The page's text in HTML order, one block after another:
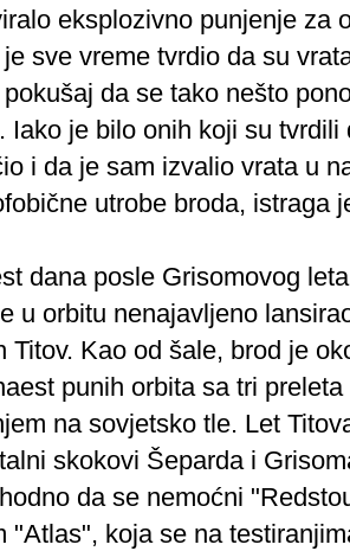
eksplozivno punjenje za
sve vreme tvrdio da su
da se tako nešto
Iako je bilo onih koji su
i da je sam izvalio vrata u
utrobe broda, istraga
dana posle Grisomovog
u orbitu nenajavljeno
Titov. Kao od šale, brod je
punih orbita sa tri
na sovjetsko tle. Let
skokovi Šeparda i
da se nemoćni
"Atlas", koja se na